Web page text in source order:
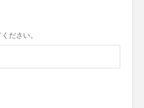
ださい。